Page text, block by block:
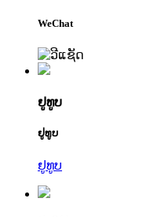
WeChat
ຢູທູບ
ຢູທູບ
ຢູທູບ